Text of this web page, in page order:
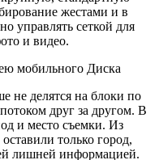
жестами и в
управлять сеткой для
и видео.
не делятся на блоки по
друг за другом. В
и место съемки. Из
только город,
лишней информацией.